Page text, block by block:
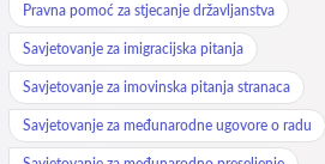
Pravna pomoć za stjecanje državljanstva
Savjetovanje za imigracijska pitanja
Savjetovanje za imovinska pitanja stranaca
Savjetovanje za međunarodne ugovore o radu